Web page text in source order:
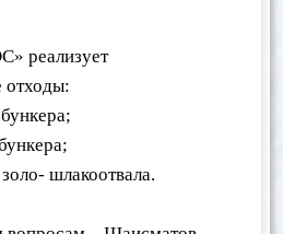
реализует
отходы:
шлакоотвала.